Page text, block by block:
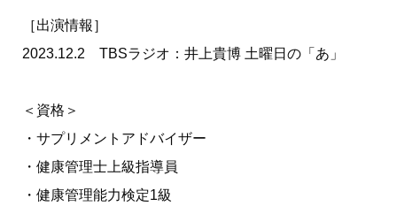
［出演情報］
2023.12.2 TBSラジオ：井上貴博 土曜日の「あ」
＜資格＞
・サプリメントアドバイザー
・健康管理士上級指導員
・健康管理能力検定1級